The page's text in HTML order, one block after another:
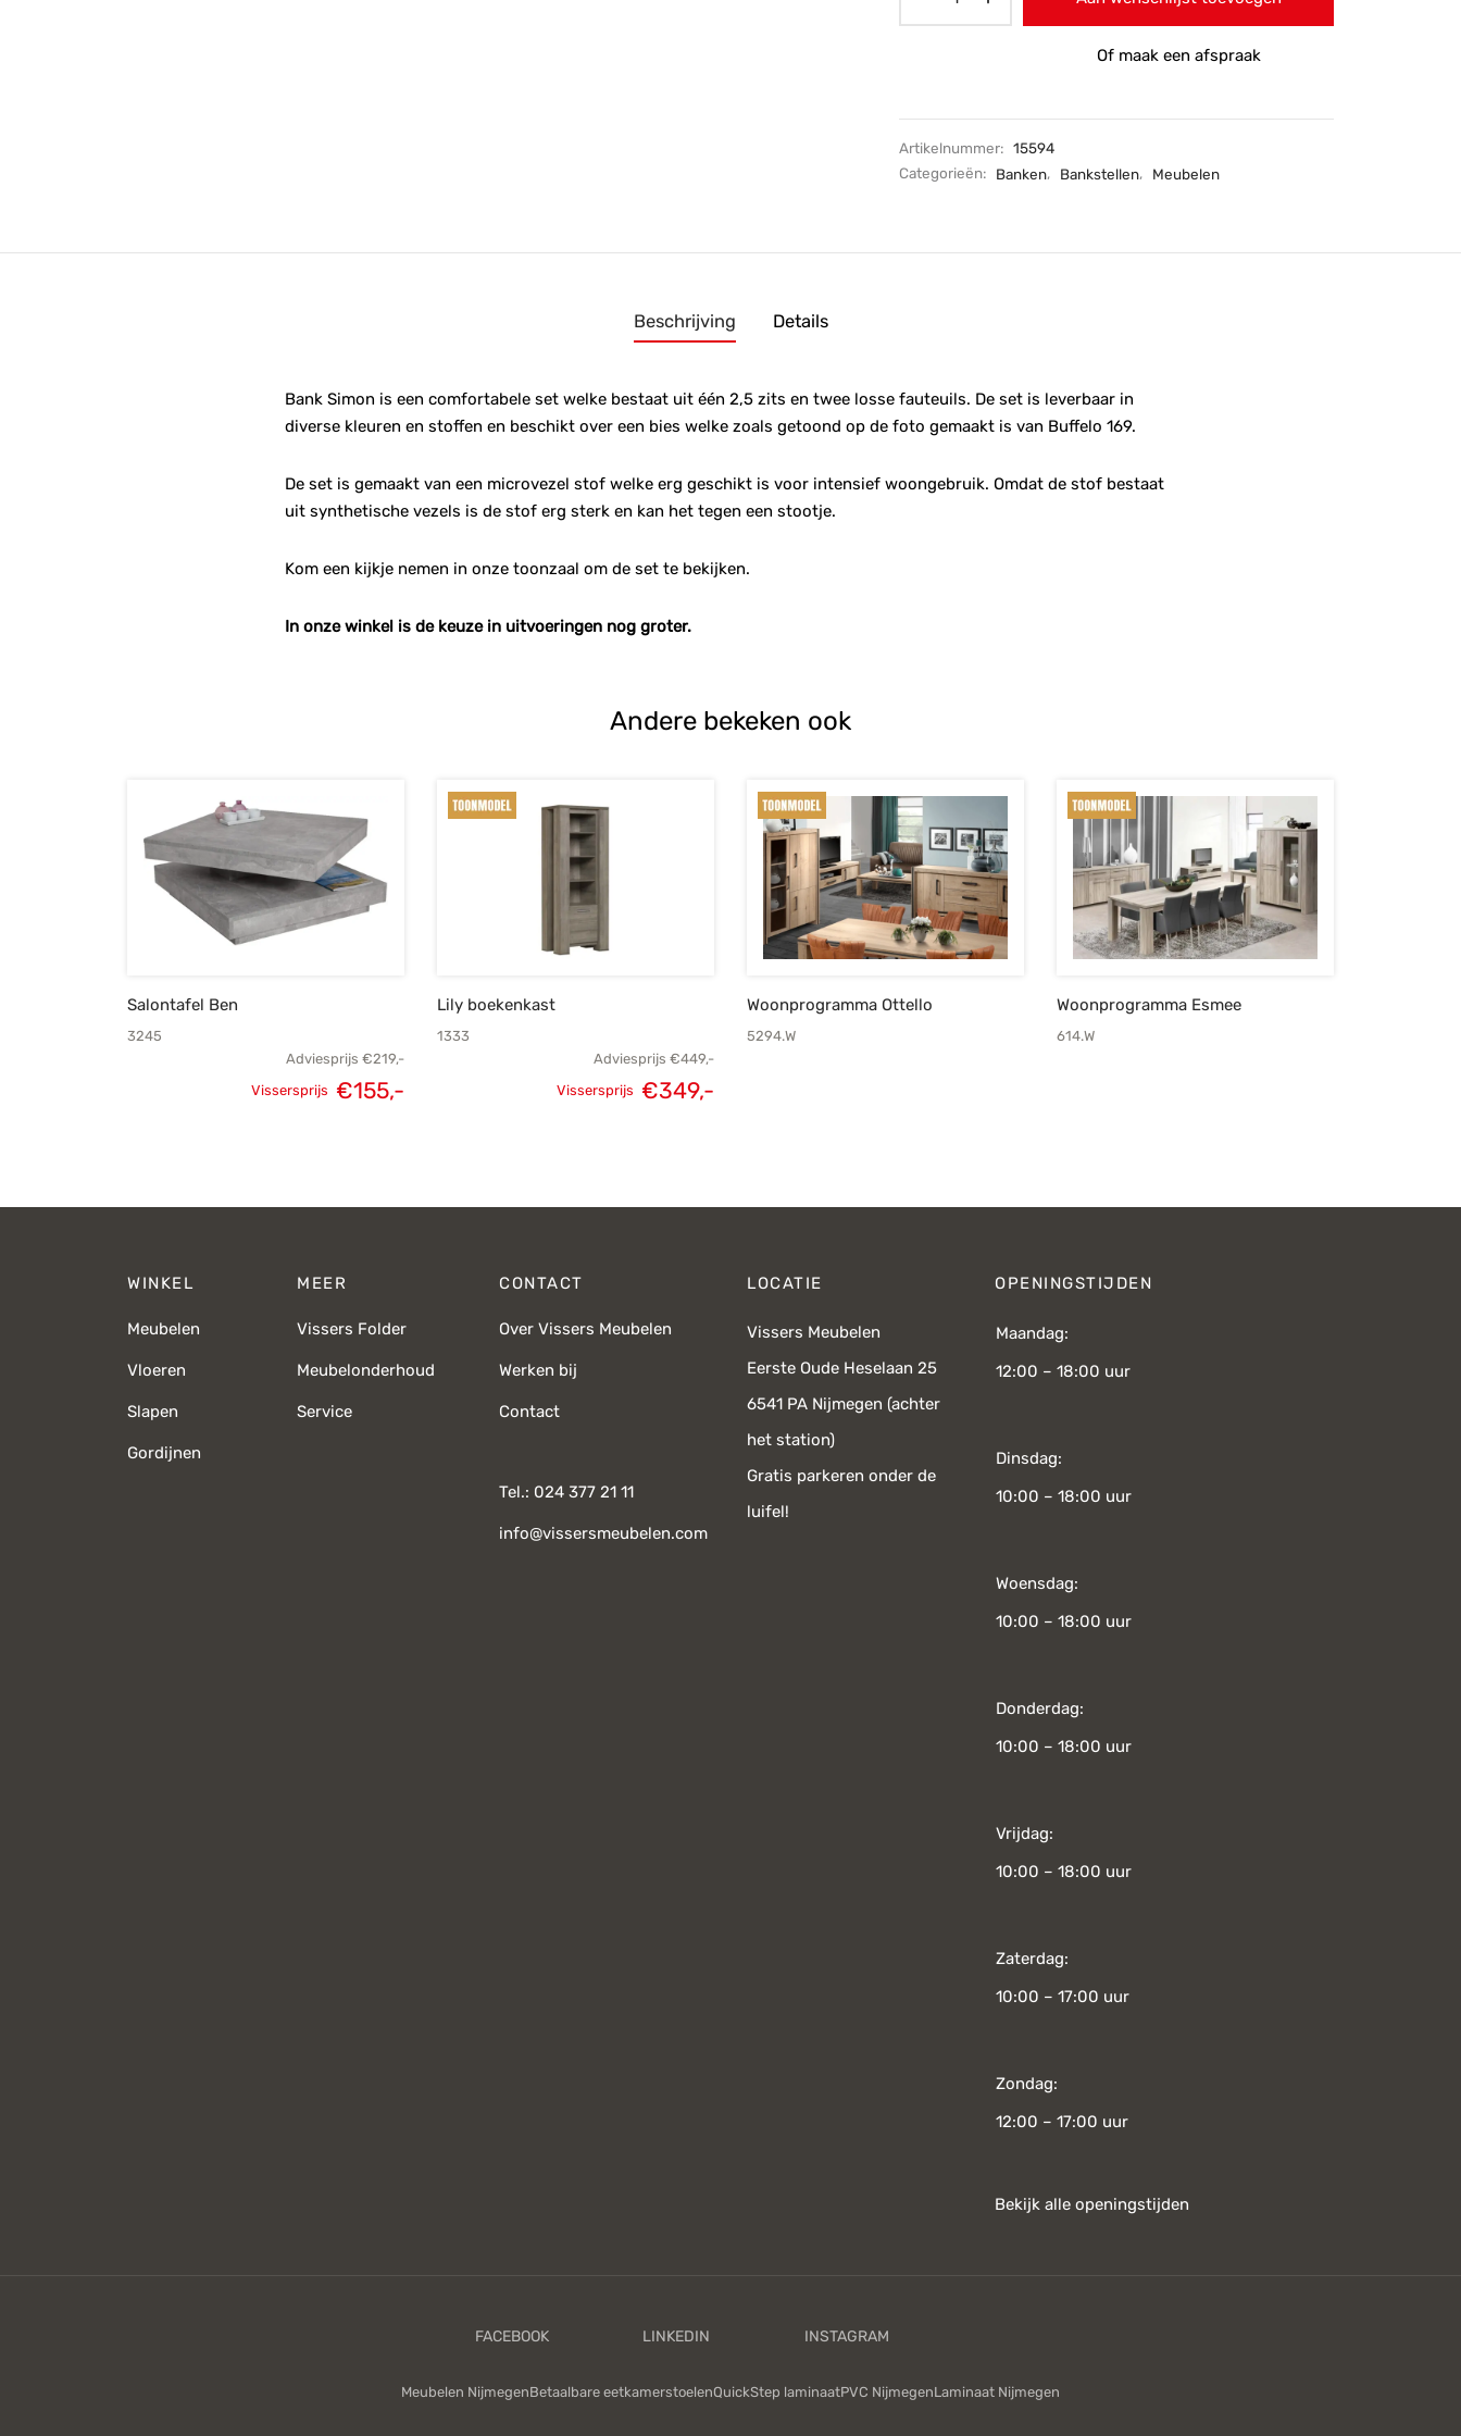
Of maak een afspraak
Artikelnummer: 15594
Categorieën:
Banken, Bankstellen, Meubelen
Beschrijving Details
Bank Simon is een comfortabele set welke bestaat uit één 2,5 zits en twee losse fauteuils. De set is leverbaar in
diverse kleuren en stoffen en beschikt over een bies welke zoals getoond op de foto gemaakt is van Buffelo 169.
De set is gemaakt van een microvezel stof welke erg geschikt is voor intensief woongebruik. Omdat de stof bestaat
uit synthetische vezels is de stof erg sterk en kan het tegen een stootje.
Kom een kijkje nemen in onze toonzaal om de set te bekijken.
In onze winkel is de keuze in uitvoeringen nog groter.
Andere bekeken ook
Salontafel Ben
3245
Adviesprijs €219,-
Vissersprijs €155,-
Lily boekenkast
1333
Adviesprijs €449,-
Vissersprijs €349,-
Woonprogramma Ottello
5294.W
Woonprogramma Esmee
614.W
WINKEL
Meubelen
Vloeren
Slapen
Gordijnen
MEER
Vissers Folder
Meubelonderhoud
Service
CONTACT
Over Vissers Meubelen
Werken bij
Contact
Tel.: 024 377 21 11
info@vissersmeubelen.com
LOCATIE
Vissers Meubelen
Eerste Oude Heselaan 25
6541 PA Nijmegen (achter
het station)
Gratis parkeren onder de
luifel!
OPENINGSTIJDEN
Maandag:
12:00 – 18:00 uur
Dinsdag:
10:00 – 18:00 uur
Woensdag:
10:00 – 18:00 uur
Donderdag:
10:00 – 18:00 uur
Vrijdag:
10:00 – 18:00 uur
Zaterdag:
10:00 – 17:00 uur
Zondag:
12:00 – 17:00 uur
Bekijk alle openingstijden
Meubelen NijmegenBetaalbare eetkamerstoelenQuickStep laminaatPVC NijmegenLaminaat Nijmegen